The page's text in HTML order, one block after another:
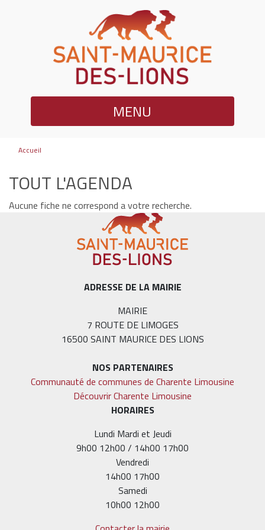
MENU
Accueil
TOUT L'AGENDA
Aucune fiche ne correspond a votre recherche.
ADRESSE DE LA MAIRIE
MAIRIE
7 ROUTE DE LIMOGES
16500 SAINT MAURICE DES LIONS
NOS PARTENAIRES
Communauté de communes de Charente Limousine
Découvrir Charente Limousine
HORAIRES
Lundi Mardi et Jeudi
9h00 12h00 / 14h00 17h00
Vendredi
14h00 17h00
Samedi
10h00 12h00